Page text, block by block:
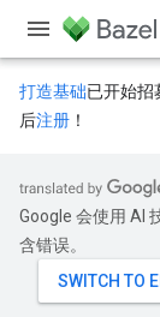
打造基础已开始招
后注册 ！
Google 会使用 AI
含错误。